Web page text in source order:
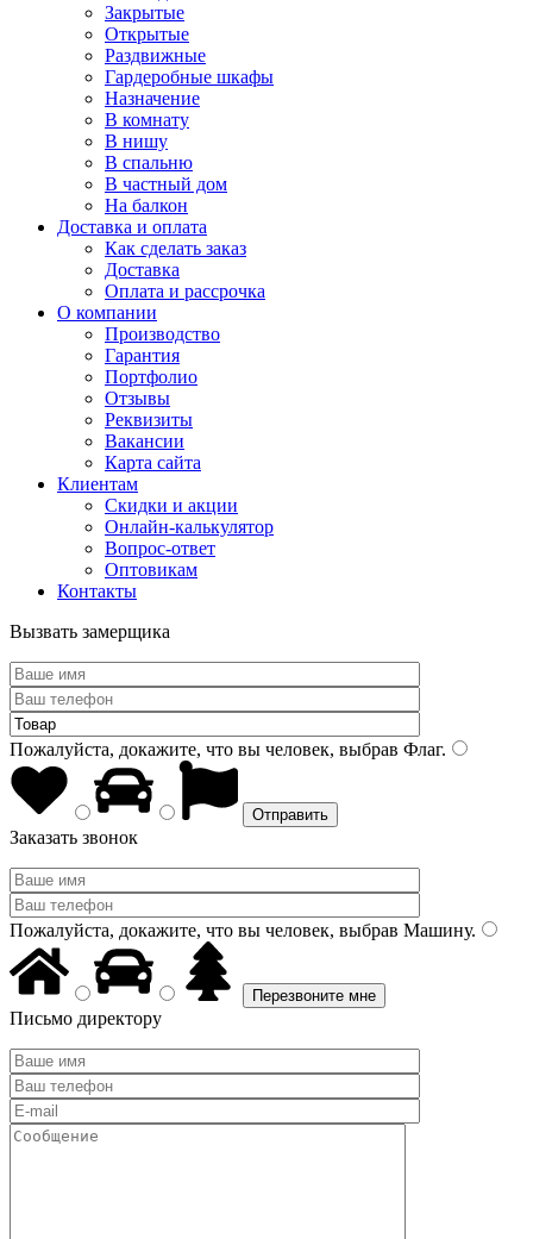
Закрытые
Открытые
Раздвижные
Гардеробные шкафы
Назначение
В комнату
В нишу
В спальню
В частный дом
На балкон
Доставка и оплата
Как сделать заказ
Доставка
Оплата и рассрочка
О компании
Производство
Гарантия
Портфолио
Отзывы
Реквизиты
Вакансии
Карта сайта
Клиентам
Скидки и акции
Онлайн-калькулятор
Вопрос-ответ
Оптовикам
Контакты
Вызвать замерщика
Пожалуйста, докажите, что вы человек, выбрав Флаг.
Заказать звонок
Пожалуйста, докажите, что вы человек, выбрав Машину.
Письмо директору